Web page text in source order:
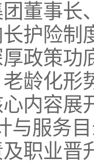
董事长
护险制
政策功
龄化形
内容展
与服务
职业晋